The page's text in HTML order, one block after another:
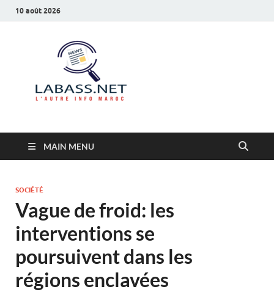
10 août 2026
MAIN MENU
SOCIÉTÉ
Vague de froid: les
interventions se
poursuivent dans les
régions enclavées